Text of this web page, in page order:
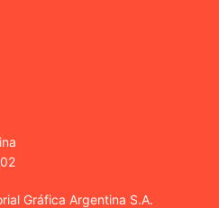
Gráfica Argentina S.A.